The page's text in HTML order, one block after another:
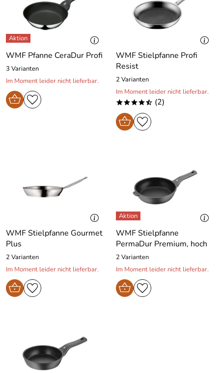
WMF Pfanne CeraDur Profi
3 Varianten
Im Moment leider nicht lieferbar.
WMF Stielpfanne Profi
Resist
2 Varianten
Im Moment leider nicht lieferbar.
****/ (2)
WMF Stielpfanne Gourmet
Plus
2 Varianten
Im Moment leider nicht lieferbar.
WMF Stielpfanne
PermaDur Premium, hoch
2 Varianten
Im Moment leider nicht lieferbar.